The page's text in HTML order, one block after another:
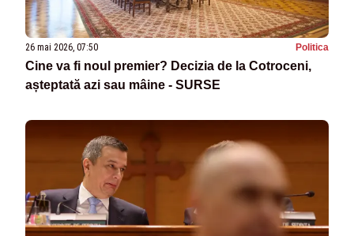
26 mai 2026, 07:50 Politica
Cine va fi noul premier? Decizia de la Cotroceni,
așteptată azi sau mâine - SURSE